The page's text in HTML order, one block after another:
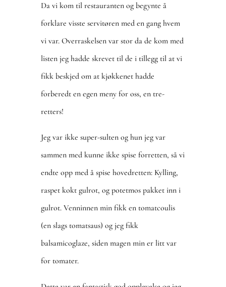
Da vi kom til restauranten og begynte å
forklare visste servitøren med en gang hvem
vi var. Overraskelsen var stor da de kom med
listen jeg hadde skrevet til de i tillegg til at vi
fikk beskjed om at kjøkkenet hadde
forberedt en egen meny for oss, en tre-
retters!
Jeg var ikke super-sulten og hun jeg var
sammen med kunne ikke spise forretten, så vi
endte opp med å spise hovedretten: Kylling,
raspet kokt gulrot, og potetmos pakket inn i
gulrot. Venninnen min fikk en tomatcoulis
(en slags tomatsaus) og jeg fikk
balsamicoglaze, siden magen min er litt var
for tomater.